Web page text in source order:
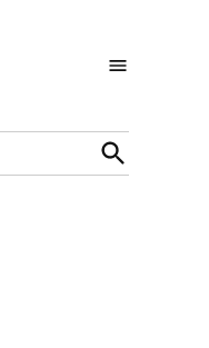
Open
Search